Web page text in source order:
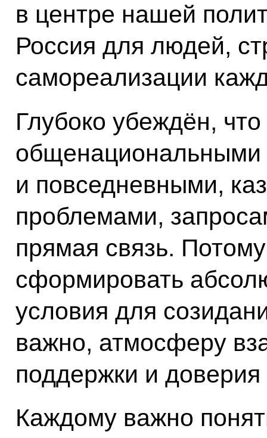
в центре нашей
Россия для людей,
самореализации
Глубоко убеждён,
общенациональными
и повседневными,
проблемами,
прямая связь.
сформировать
условия для
важно, атмосферу
поддержки и
Каждому важно